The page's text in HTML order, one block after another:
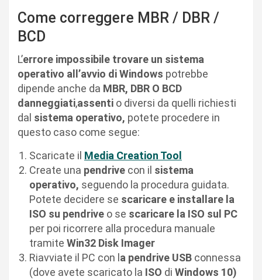
Come correggere MBR / DBR /
BCD
L’errore impossibile trovare un sistema
operativo all’avvio di Windows potrebbe
dipende anche da MBR, DBR O BCD
danneggiati,assenti o diversi da quelli richiesti
dal sistema operativo, potete procedere in
questo caso come segue:
Scaricate il Media Creation Tool
Create una pendrive con il sistema
operativo, seguendo la procedura guidata.
Potete decidere se scaricare e installare la
ISO su pendrive o se scaricare la ISO sul PC
per poi ricorrere alla procedura manuale
tramite Win32 Disk Imager
Riavviate il PC con l a pendrive USB connessa
(dove avete scaricato la ISO di Windows 10)